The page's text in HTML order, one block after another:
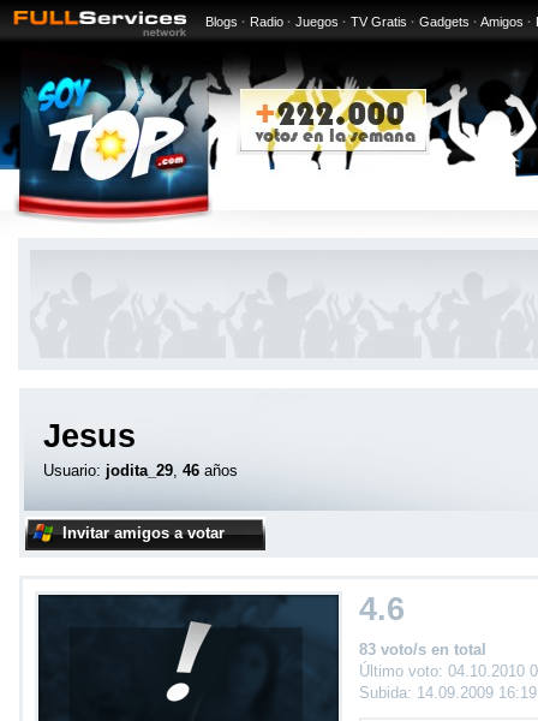
Blogs · Radio · Juegos · TV Gratis · Gadgets · Amigos ·
Jesus
Usuario: jodita_29, 46 años
Invitar amigos a votar
4.6
83 voto/s en total
Último voto: 04.10.2010
Subida: 14.09.2009